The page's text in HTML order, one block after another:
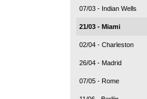
07/03 - Indian Wells
21/03 - Miami
02/04 - Charleston
26/04 - Madrid
07/05 - Rome